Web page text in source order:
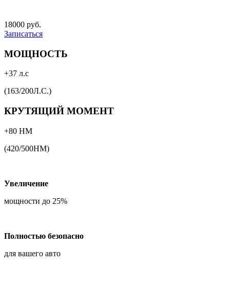
18000 руб.
Записаться
МОЩНОСТЬ
+37 л.с
(163/200Л.С.)
КРУТЯЩИЙ МОМЕНТ
+80 НМ
(420/500НМ)
Увеличение
мощности до 25%
Полностью безопасно
для вашего авто